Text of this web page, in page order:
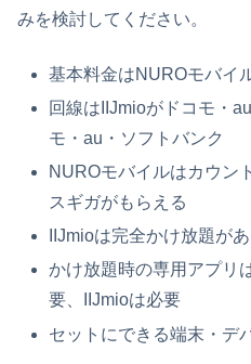
みを検討してください。
基本料金はNUROモバイ
回線はIIJmioがドコモ・
モ・au・ソフトバンク
NUROモバイルはカウン
スギガがもらえる
IIJmioは完全かけ放題が
かけ放題時の専用アプリ
要、IIJmioは必要
セットにできる端末・デ